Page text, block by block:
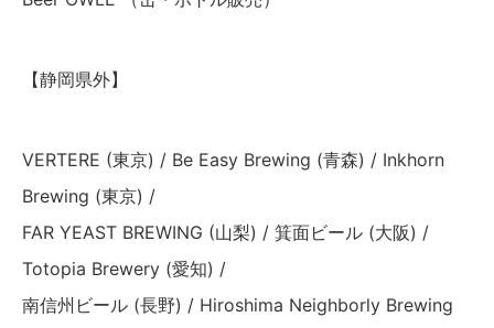
【静岡県外】
VERTERE (東京) / Be Easy Brewing (青森) / Inkhorn
Brewing (東京) /
FAR YEAST BREWING (山梨) / 箕面ビール (大阪) /
Totopia Brewery (愛知) /
南信州ビール (長野) / Hiroshima Neighborly Brewing